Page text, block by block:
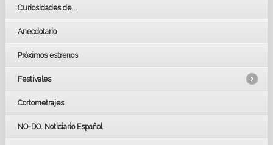
Curiosidades de...
Anecdotario
Próximos estrenos
Festivales
LOS OSCARS
GOYAS
Cortometrajes
NO-DO. Noticiario Español